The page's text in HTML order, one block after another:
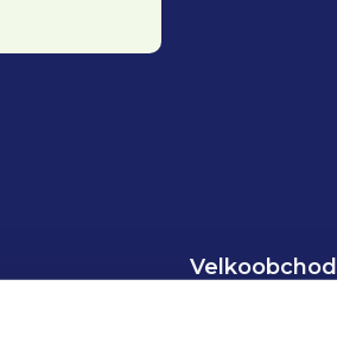
Velkoobchod